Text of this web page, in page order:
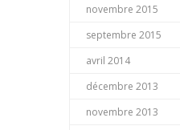
novembre 2015
septembre 2015
avril 2014
décembre 2013
novembre 2013